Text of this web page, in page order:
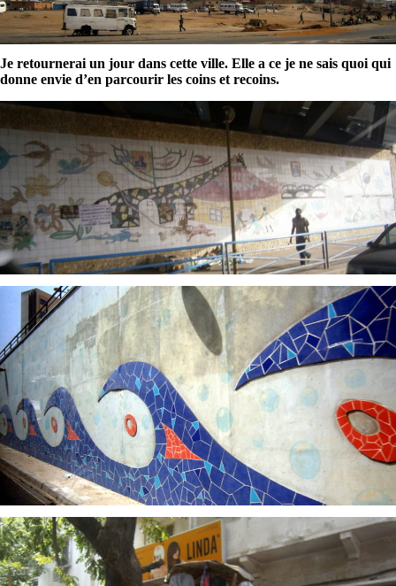
Je retournerai un jour dans cette ville. Elle a ce je ne sais quoi qui
donne envie d’en parcourir les coins et recoins.